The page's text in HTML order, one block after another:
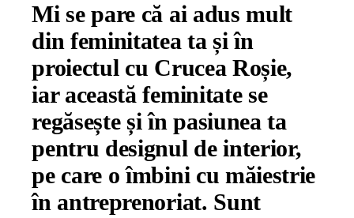
Mi se pare că ai adus mult
din feminitatea ta și în
proiectul cu Crucea Roșie,
iar această feminitate se
regăsește și în pasiunea ta
pentru designul de interior,
pe care o îmbini cu măiestrie
în antreprenoriat. Sunt